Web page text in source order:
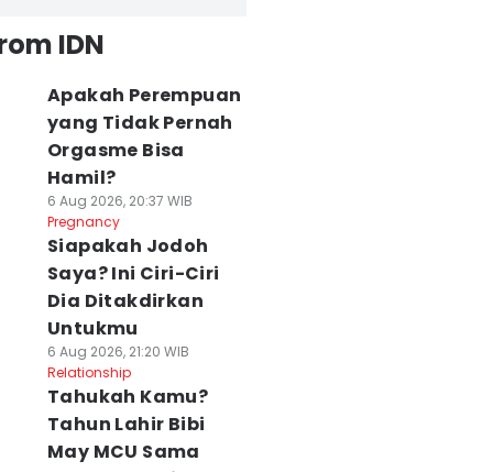
IDN
Apakah Perempuan
yang Tidak Pernah
Orgasme Bisa
Hamil?
6 Aug 2026, 20:37 WIB
Pregnancy
Siapakah Jodoh
Saya? Ini Ciri-Ciri
Dia Ditakdirkan
Untukmu
6 Aug 2026, 21:20 WIB
Relationship
Tahukah Kamu?
Tahun Lahir Bibi
May MCU Sama